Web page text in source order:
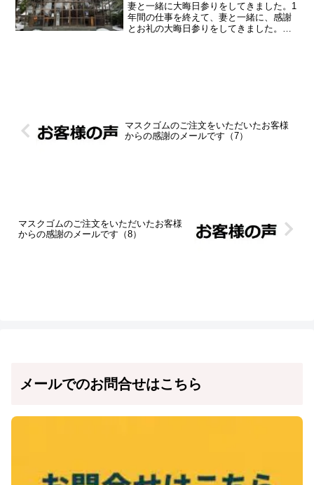
妻と一緒に大晦日参りをしてきました。1
年間の仕事を終えて、妻と一緒に、感謝
とお礼の大晦日参りをしてきました。ま
マスクゴムのご注文をいただいたお客様
からの感謝のメールです（7）
マスクゴムのご注文をいただいたお客様
からの感謝のメールです（8）
メールでのお問合せはこちら